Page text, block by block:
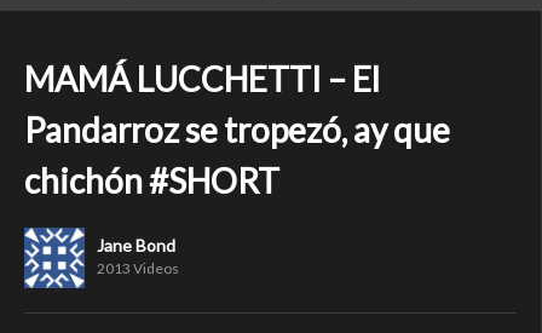
MAMÁ LUCCHETTI – El
Pandarroz se tropezó, ay que
chichón #SHORT
Jane Bond
2013 Videos